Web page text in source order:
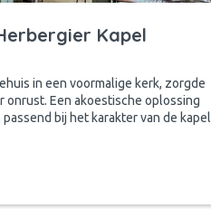
Kapel
in een voormalige kerk, zorgde
onrust. Een akoestische oplossing
bij het karakter van de kapel